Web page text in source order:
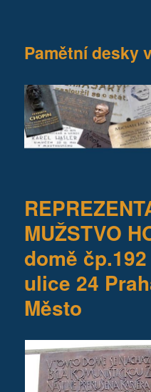
Pamětní desky
MUŽSTVO
domě
ulice 24
Město